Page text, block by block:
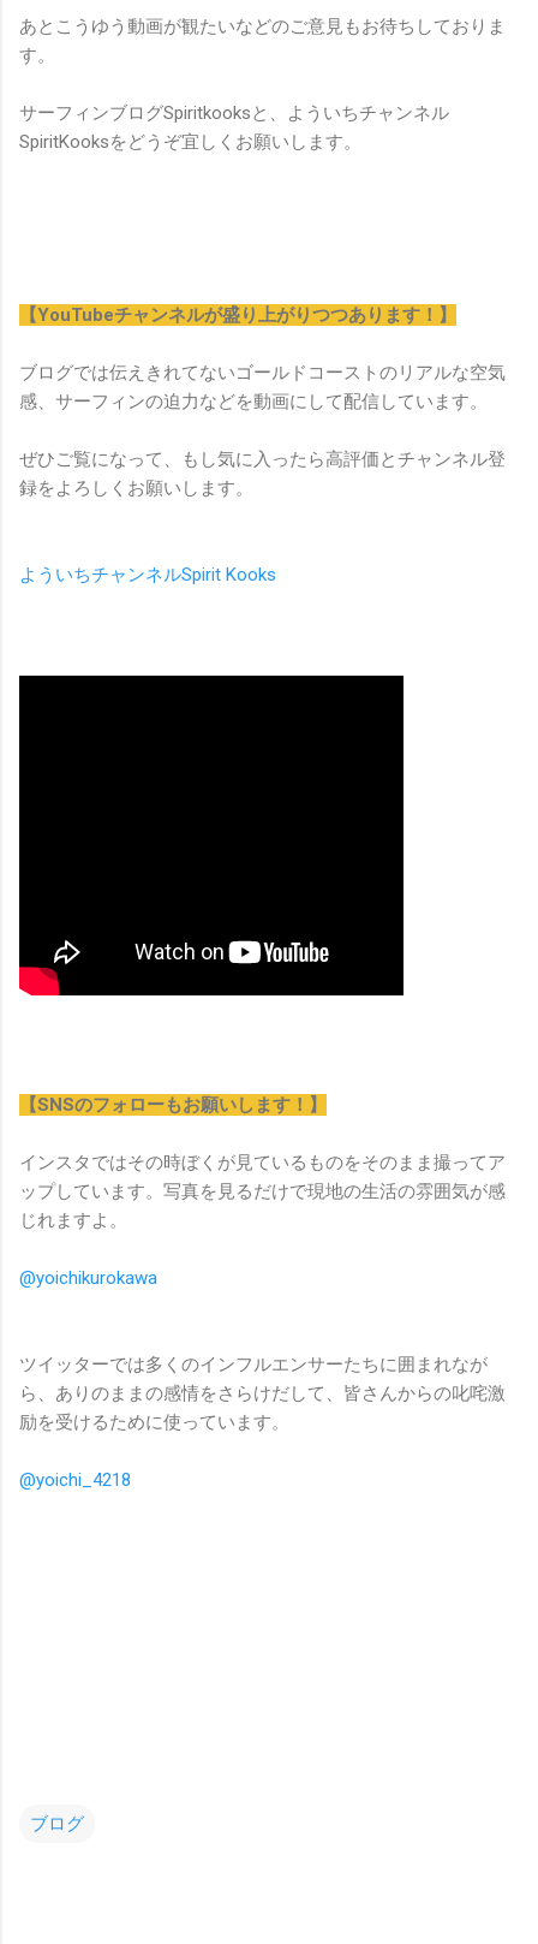
あとこうゆう動画が観たいなどのご意見もお待ちしておりま
す。
サーフィンブログSpiritkooksと、よういちチャンネル
SpiritKooksをどうぞ宜しくお願いします。
【YouTubeチャンネルが盛り上がりつつあります！】
ブログでは伝えきれてないゴールドコーストのリアルな空気
感、サーフィンの迫力などを動画にして配信しています。
ぜひご覧になって、もし気に入ったら高評価とチャンネル登
録をよろしくお願いします。
よういちチャンネルSpirit Kooks
【SNSのフォローもお願いします！】
インスタではその時ぼくが見ているものをそのまま撮ってア
ップしています。写真を見るだけで現地の生活の雰囲気が感
じれますよ。
@yoichikurokawa
ツイッターでは多くのインフルエンサーたちに囲まれなが
ら、ありのままの感情をさらけだして、皆さんからの叱咤激
励を受けるために使っています。
@yoichi_4218
ブログ